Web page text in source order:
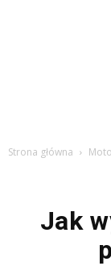
Strona główna
Jak